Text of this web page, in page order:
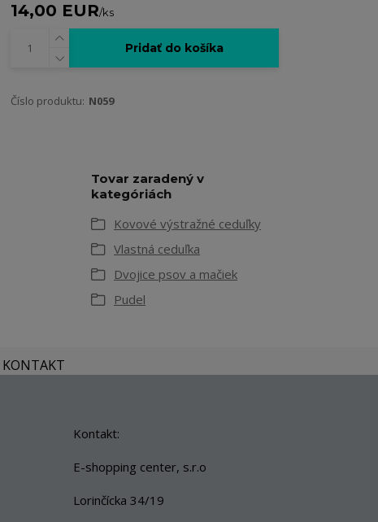
14,00 EUR/ks
Pridať do košíka
Číslo produktu: N059
Tovar zaradený v
kategóriách
Kovové výstražné ceduľky
Vlastná ceduľka
Dvojice psov a mačiek
Pudel
Kontakt:
E-shopping center, s.r.o
Lorinčícka 34/19